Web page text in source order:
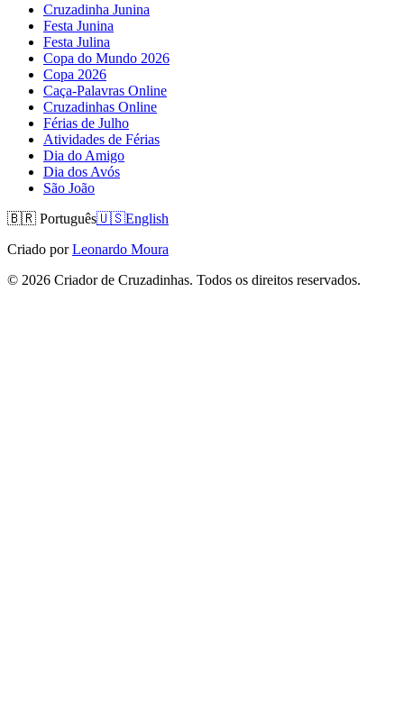
Cruzadinha Junina
Festa Junina
Festa Julina
Copa do Mundo 2026
Copa 2026
Caça-Palavras Online
Cruzadinhas Online
Férias de Julho
Atividades de Férias
Dia do Amigo
Dia dos Avós
São João
🇧🇷 Português🇺🇸English
Criado por Leonardo Moura
© 2026 Criador de Cruzadinhas. Todos os direitos reservados.